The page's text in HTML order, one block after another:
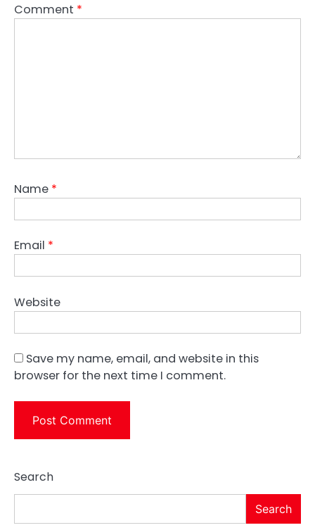
Comment *
Name *
Email *
Website
Save my name, email, and website in this
browser for the next time I comment.
Search
Search